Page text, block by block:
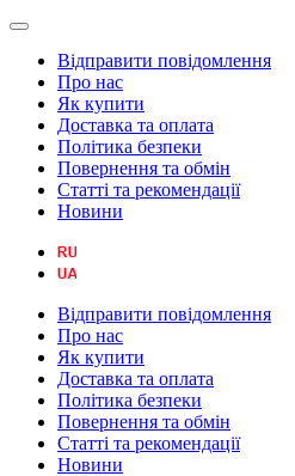
Відправити повідомлення
Про нас
Як купити
Доставка та оплата
Політика безпеки
Повернення та обмін
Статті та рекомендації
Новини
Відправити повідомлення
Про нас
Як купити
Доставка та оплата
Політика безпеки
Повернення та обмін
Статті та рекомендації
Новини